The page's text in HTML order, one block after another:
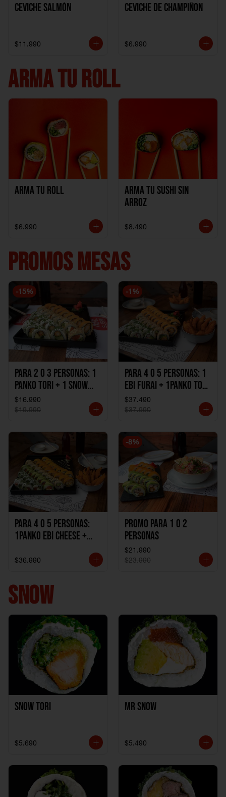
Ceviche Salmón
$11.990
Ceviche de Champiñon
$6.990
ARMA TU ROLL
Arma Tu Roll
$6.990
Arma tu Sushi sin
Arroz
$8.490
PROMOS MESAS
-15%
Para 2 o 3 personas: 1
Panko Tori + 1 Snow
Ebi Cheese + 1
California Sake Cheese
$16.990
$19.990
-1 %
Para 4 o 5 personas: 1
Ebi Furai + 1Panko Tori
+ 1Snow Kani +
1California Sake +
1Katzu de Camaron
$37.490
$37.990
Para 4 o 5 personas:
1Panko Ebi Cheese +
Sake + 1Avocado Beto
1Katzu de Pollo
$36.990
-8%
Promo Para 1 o 2
personas
$21.990
$23.990
SNOW
Snow Tori
$5.690
Mr Snow
$5.490